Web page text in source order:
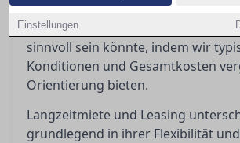
Einstellungen
Nutzung und Bedarf variieren
Artikel beleuchten wir, welche
sinnvoll sein könnte, indem wir
Konditionen und Gesamtkosten
Orientierung bieten.
Langzeitmiete und Leasing
grundlegend in ihrer Flexibilität